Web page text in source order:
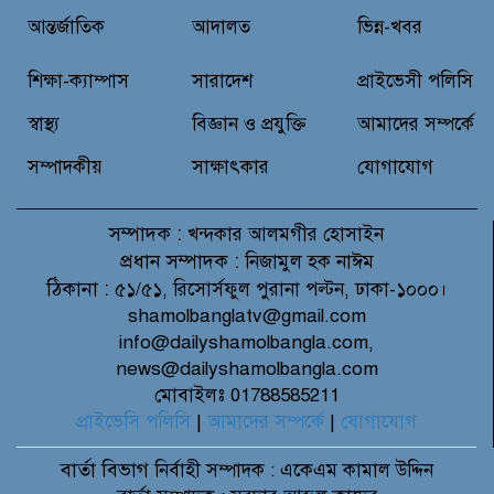
মাগুরার শ্রীপুরে শান্তি-শৃঙ্খলা রক্ষায়
ভিলেজ ডিফেন্স পার্টি গঠন ও উদ্বোধন
আন্তর্জাতিক
আদালত
ভিন্ন-খবর
শিক্ষা-ক্যাম্পাস
স্বাস্থ্য
সম্পাদকীয়
সারাদেশ
বিজ্ঞান ও প্রযুক্তি
সাক্ষাৎকার
প্রাইভেসী পলিসি
আমাদের সম্পর্কে
যোগাযোগ
সম্পাদক : খন্দকার আলমগীর হোসাইন
প্রধান সম্পাদক : নিজামুল হক নাঈম
ঠিকানা : ৫১/৫১, রিসোর্সফুল পুরানা পল্টন, ঢাকা-১০০০।
shamolbanglatv@gmail.com
info@dailyshamolbangla.com,
news@dailyshamolbangla.com
মোবাইলঃ 01788585211
প্রাইভেসি পলিসি | আমাদের সম্পর্কে | যোগাযোগ
বার্তা বিভাগনির্বাহী সম্পাদক : একেএম কামাল উদ্দিন